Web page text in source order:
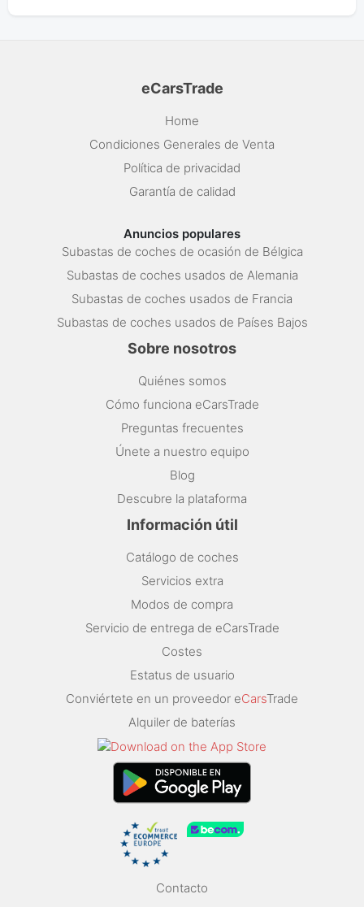
eCarsTrade
Home
Condiciones Generales de Venta
Política de privacidad
Garantía de calidad
Anuncios populares
Subastas de coches de ocasión de Bélgica
Subastas de coches usados de Alemania
Subastas de coches usados de Francia
Subastas de coches usados de Países Bajos
Sobre nosotros
Quiénes somos
Cómo funciona eCarsTrade
Preguntas frecuentes
Únete a nuestro equipo
Blog
Descubre la plataforma
Información útil
Catálogo de coches
Servicios extra
Modos de compra
Servicio de entrega de eCarsTrade
Costes
Estatus de usuario
Conviértete en un proveedor eCarsTrade
Alquiler de baterías
Contacto